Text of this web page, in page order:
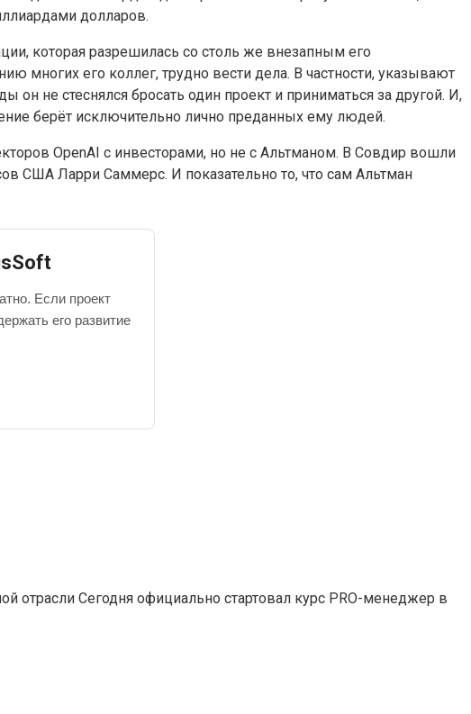
долларов.
которая разрешилась со столь же внезапным его
многих его коллег, трудно вести дела. В частности, указывают
не стеснялся бросать один проект и приниматься за другой. И,
берёт исключительно лично преданных ему людей.
OpenAI с инвесторами, но не с Альтманом. В Совдир вошли
США Ларри Саммерс. И показательно то, что сам Альтман
Если проект
его развитие
отрасли Сегодня официально стартовал курс PRO-менеджер в